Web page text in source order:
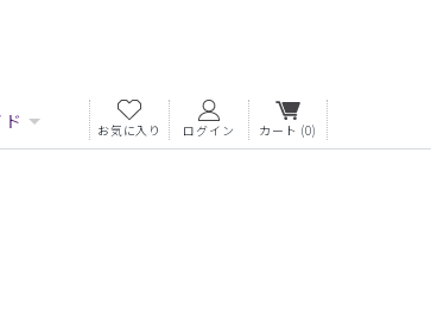
お気に入り ログイン カート (0)